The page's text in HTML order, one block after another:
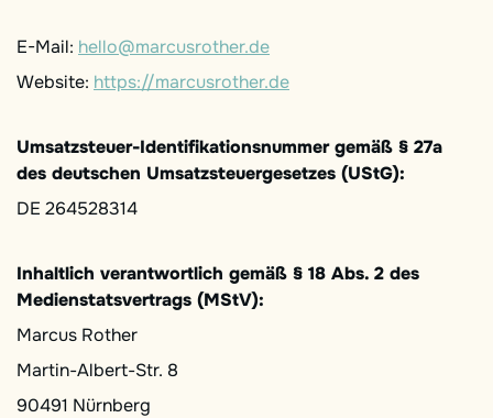
E-Mail: hello@marcusrother.de
Website: https://marcusrother.de
Umsatzsteuer-Identifikationsnummer gemäß § 27a
des deutschen Umsatzsteuergesetzes (UStG):
DE 264528314
Inhaltlich verantwortlich gemäß § 18 Abs. 2 des
Medienstatsvertrags (MStV):
Marcus Rother
Martin-Albert-Str. 8
90491 Nürnberg